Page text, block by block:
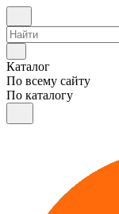
Каталог
По всему сайту
По каталогу